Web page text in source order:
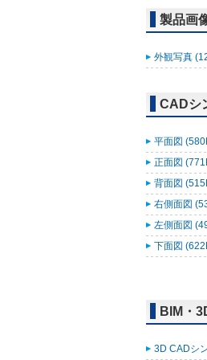
製品画
外観写真
CADシ
平面図
正面図
背面図
右側面図
左側面図
下面図
BIM・
3D CADシ